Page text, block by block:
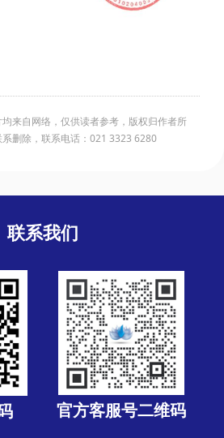
来自网络，仅供读者参考，版权归作者所
删除，联系电话：021 3323 6280
联系我们
官方客服号二维码